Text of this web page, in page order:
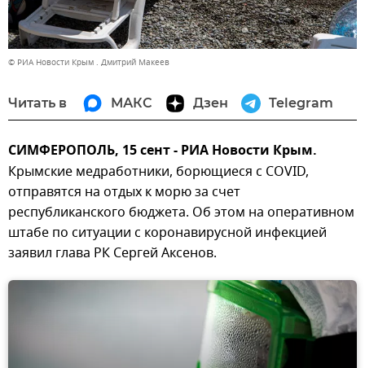
© РИА Новости Крым . Дмитрий Макеев
Читать в МАКС Дзен Telegram
СИМФЕРОПОЛЬ, 15 сент - РИА Новости Крым.
Крымские медработники, борющиеся с COVID,
отправятся на отдых к морю за счет
республиканского бюджета. Об этом на оперативном
штабе по ситуации с коронавирусной инфекцией
заявил глава РК Сергей Аксенов.